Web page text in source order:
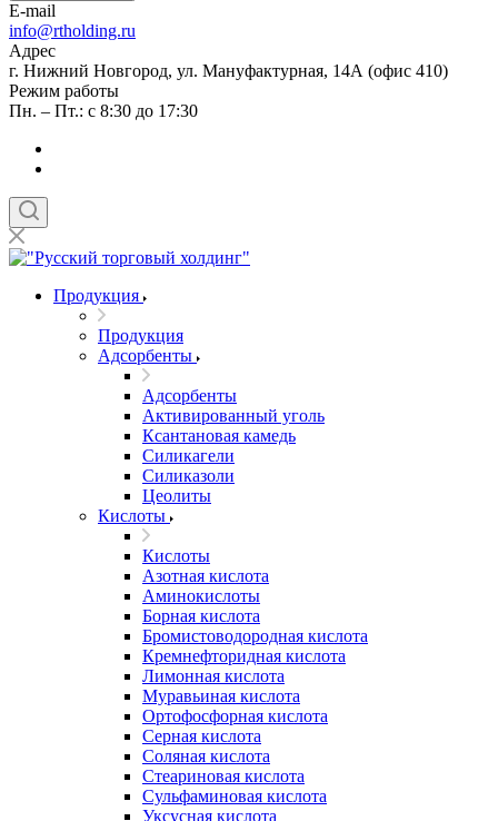
E-mail
info@rtholding.ru
Адрес
г. Нижний Новгород, ул. Мануфактурная, 14А (офис 410)
Режим работы
Пн. – Пт.: с 8:30 до 17:30
Продукция
Продукция
Адсорбенты
Адсорбенты
Активированный уголь
Ксантановая камедь
Силикагели
Силиказоли
Цеолиты
Кислоты
Кислоты
Азотная кислота
Аминокислоты
Борная кислота
Бромистоводородная кислота
Кремнефторидная кислота
Лимонная кислота
Муравьиная кислота
Ортофосфорная кислота
Серная кислота
Соляная кислота
Стеариновая кислота
Сульфаминовая кислота
Уксусная кислота